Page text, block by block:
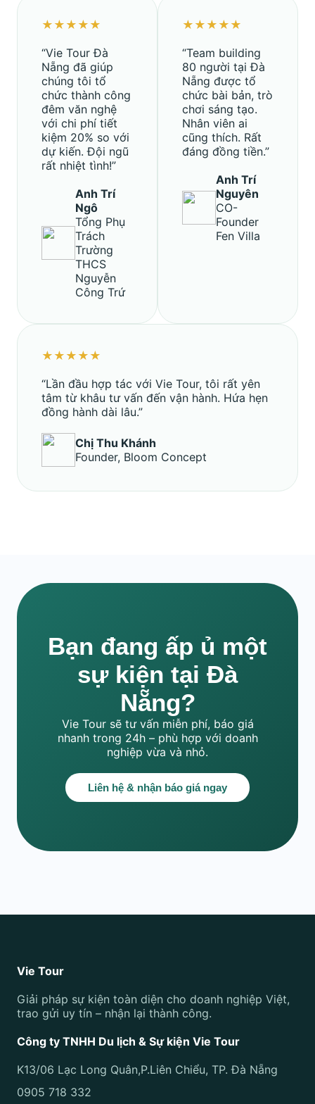
★★★★★
“Vie Tour Đà
Nẵng đã giúp
chúng tôi tổ
chức thành công
đêm văn nghệ
với chi phí tiết
kiệm 20% so với
dự kiến. Đội ngũ
rất nhiệt tình!”
Anh Trí
Ngô
Tổng Phụ
Trách
Trường
THCS
Nguyễn
Công Trứ
★★★★★
“Team building
80 người tại Đà
Nẵng được tổ
chức bài bản, trò
chơi sáng tạo.
Nhân viên ai
cũng thích. Rất
đáng đồng tiền.”
Anh Trí
Nguyên
CO-
Founder
Fen Villa
★★★★★
“Lần đầu hợp tác với Vie Tour, tôi rất yên
tâm từ khâu tư vấn đến vận hành. Hứa hẹn
đồng hành dài lâu.”
Chị Thu Khánh
Founder, Bloom Concept
Bạn đang ấp ủ một
sự kiện tại Đà
Nẵng?
Vie Tour sẽ tư vấn miễn phí, báo giá
nhanh trong 24h – phù hợp với doanh
nghiệp vừa và nhỏ.
Liên hệ & nhận báo giá ngay
Vie Tour
Giải pháp sự kiện toàn diện cho doanh nghiệp Việt,
trao gửi uy tín – nhận lại thành công.
Công ty TNHH Du lịch & Sự kiện Vie Tour
K13/06 Lạc Long Quân,P.Liên Chiểu, TP. Đà Nẵng
0905 718 332